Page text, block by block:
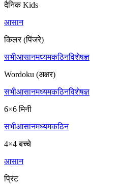
दैनिक Kids
आसान
किलर (पिंजरे)
सभीआसानमध्यमकठिनविशेषज्ञ
Wordoku (अक्षर)
सभीआसानमध्यमकठिनविशेषज्ञ
6×6 मिनी
सभीआसानमध्यमकठिन
4×4 बच्चे
आसान
प्रिंट